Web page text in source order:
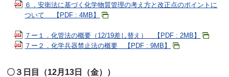
６．安衛法に基づく化学物質管理の考え方と改正点のポイントに
ついて 【PDF : 4MB】
７ー１．化管法の概要（12/19差し替え） 【PDF : 2MB】
７ー２．化学兵器禁止法の概要 【PDF : 9MB】
〇３日目（12月13日（金））